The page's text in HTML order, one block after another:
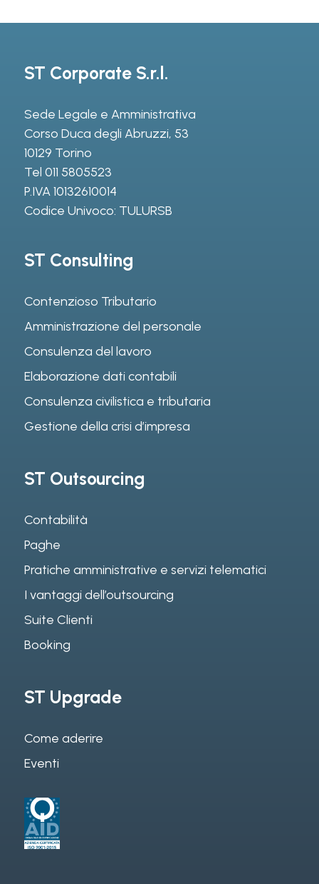
ST Corporate S.r.l.
Sede Legale e Amministrativa
Corso Duca degli Abruzzi, 53
10129 Torino
Tel 011 5805523
P.IVA 10132610014
Codice Univoco: TULURSB
ST Consulting
Contenzioso Tributario
Amministrazione del personale
Consulenza del lavoro
Elaborazione dati contabili
Consulenza civilistica e tributaria
Gestione della crisi d’impresa
ST Outsourcing
Contabilità
Paghe
Pratiche amministrative e servizi telematici
I vantaggi dell’outsourcing
Suite Clienti
Booking
ST Upgrade
Come aderire
Eventi